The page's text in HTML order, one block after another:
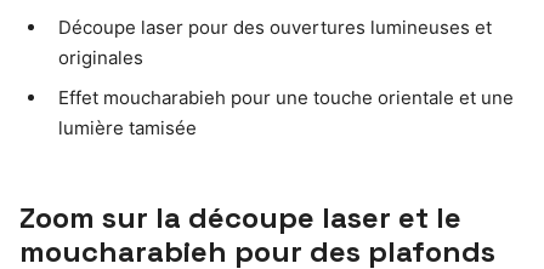
Découpe laser pour des ouvertures lumineuses et
originales
Effet moucharabieh pour une touche orientale et une
lumière tamisée
Zoom sur la découpe laser et le
moucharabieh pour des plafonds